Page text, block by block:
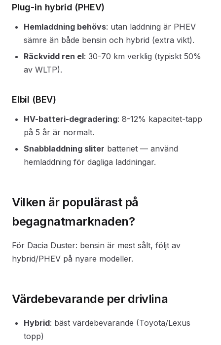
Plug-in hybrid (PHEV)
Hemladdning behövs: utan laddning är PHEV
sämre än både bensin och hybrid (extra vikt).
Räckvidd ren el: 30-70 km verklig (typiskt 50%
av WLTP).
Elbil (BEV)
HV-batteri-degradering: 8-12% kapacitet-tapp
på 5 år är normalt.
Snabbladdning sliter batteriet — använd
hemladdning för dagliga laddningar.
Vilken är populärast på
begagnatmarknaden?
För Dacia Duster: bensin är mest sålt, följt av
hybrid/PHEV på nyare modeller.
Värdebevarande per drivlina
Hybrid: bäst värdebevarande (Toyota/Lexus
topp)